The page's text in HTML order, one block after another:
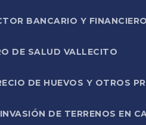
BANCARIO Y FINANCIERO
DE SALUD VALLECITO
DE HUEVOS Y OTROS
DE TERRENOS EN